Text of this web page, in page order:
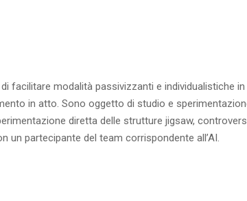
facilitare modalità passivizzanti e individualistiche
in atto. Sono oggetto di studio e
diretta delle strutture jigsaw,
un partecipante del team corrispondente all’AI.